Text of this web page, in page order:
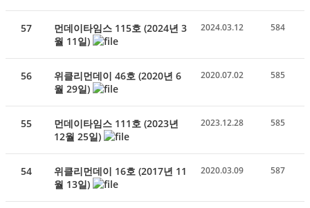
57
먼데이타임스 115호 (2024년 3
월 11일)
2024.03.12 584
56
위클리먼데이 46호 (2020년 6
월 29일)
2020.07.02 585
55
먼데이타임스 111호 (2023년
12월 25일)
2023.12.28 585
54
위클리먼데이 16호 (2017년 11
월 13일)
2020.03.09 587